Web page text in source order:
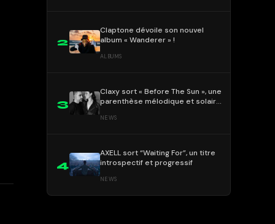
2
Claptone dévoile son nouvel
album « Wanderer » !
ALBUMS
3
Claxy sort « Before The Sun », une
parenthèse mélodique et solaire
NEWS
4
AXELL sort “Waiting For”, un titre
introspectif et progressif
NEWS